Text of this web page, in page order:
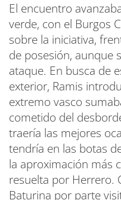
El encuentro
verde, con el Burgos
sobre la iniciativa,
de posesión, aunque
ataque. En busca de
exterior, Ramis
extremo vasco
cometido del
traería las mejores
tendría en las botas
la aproximación más
resuelta por Herrero.
Baturina por parte